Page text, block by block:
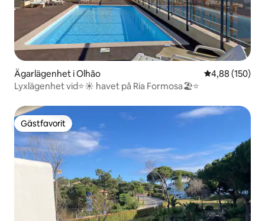
Ägarlägenhet i Olhão 4,88 av 5 i
4,88 (150)
Lyxlägenhet vid⭐️☀️ havet på Ria Formosa🏖⭐️
Gästfavorit
Gästfavorit